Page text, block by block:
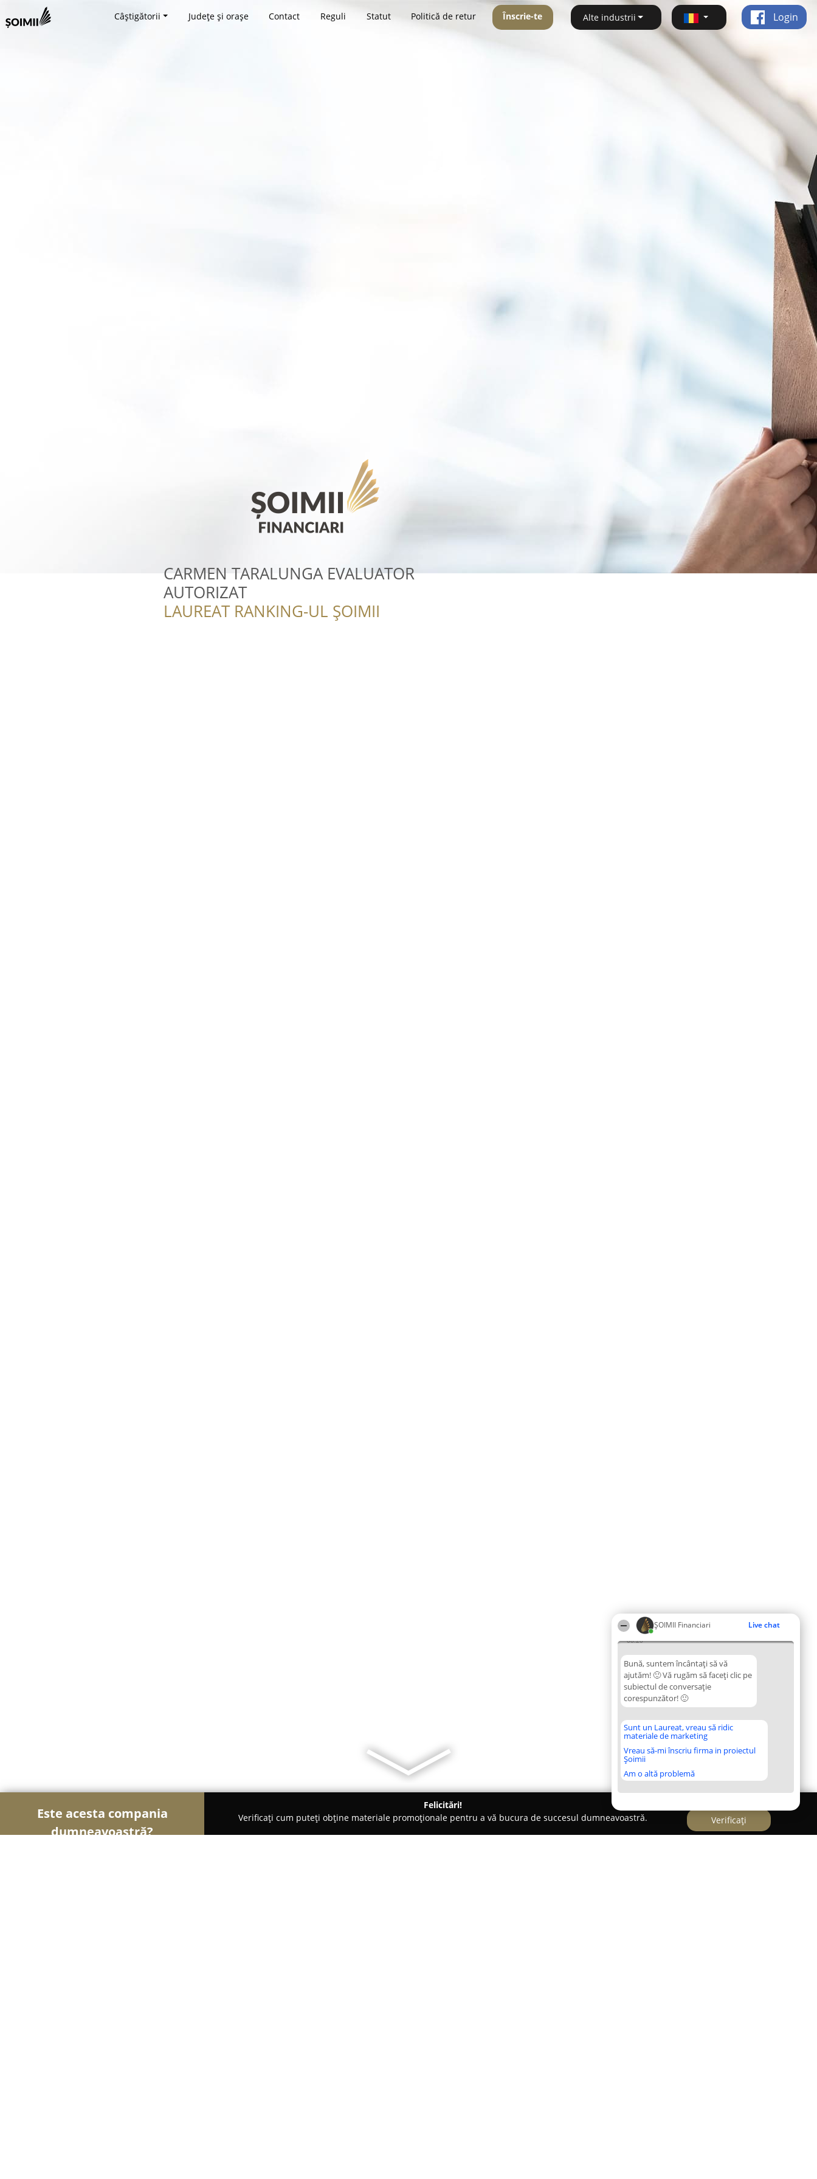
ȘOIMII Financiari Live chat
08:20
Bună, suntem încântați să vă
ajutăm! 🙂 Vă rugăm să faceți clic pe
subiectul de conversație
corespunzător! 🙂
Sunt un Laureat, vreau să ridic
materiale de marketing
Vreau să-mi înscriu firma in proiectul
Șoimii
Am o altă problemă
Câștigătorii Județe și orașe Contact Reguli Statut Politică de retur Înscrie-te Alte industrii Login
CARMEN TARALUNGA EVALUATOR
AUTORIZAT
LAUREAT RANKING-UL ȘOIMII
Este acesta compania
dumneavoastră?
Felicitări!
Verificați cum puteți obține materiale promoționale pentru a vă bucura de succesul dumneavoastră.
Verificați